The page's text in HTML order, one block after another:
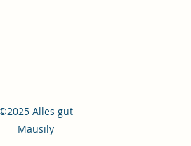
Alles gut
Mausily